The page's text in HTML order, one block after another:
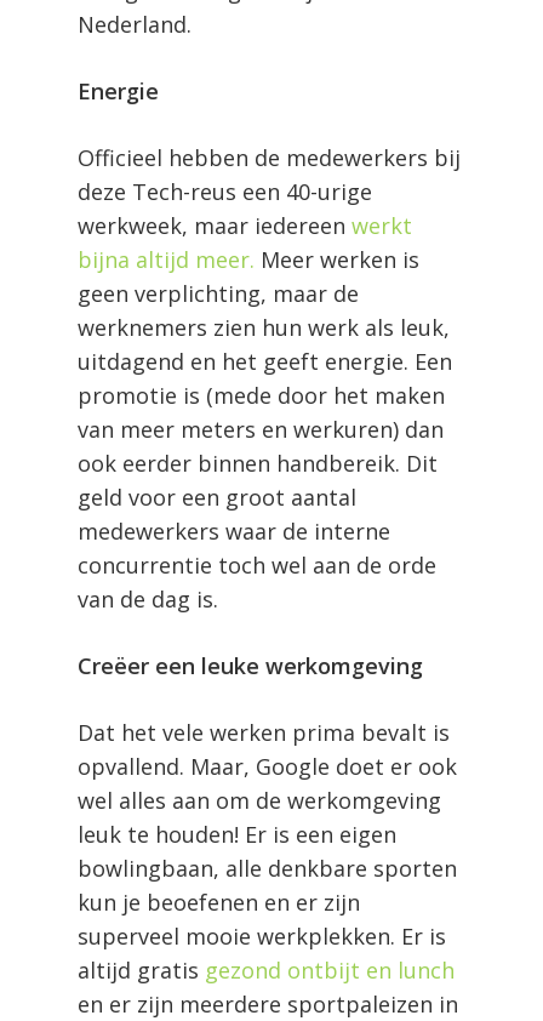
Nederland.
Energie
Officieel hebben de medewerkers bij
deze Tech-reus een 40-urige
werkweek, maar iedereen werkt
bijna altijd meer. Meer werken is
geen verplichting, maar de
werknemers zien hun werk als leuk,
uitdagend en het geeft energie. Een
promotie is (mede door het maken
van meer meters en werkuren) dan
ook eerder binnen handbereik. Dit
geld voor een groot aantal
medewerkers waar de interne
concurrentie toch wel aan de orde
van de dag is.
Creëer een leuke werkomgeving
Dat het vele werken prima bevalt is
opvallend. Maar, Google doet er ook
wel alles aan om de werkomgeving
leuk te houden! Er is een eigen
bowlingbaan, alle denkbare sporten
kun je beoefenen en er zijn
superveel mooie werkplekken. Er is
altijd gratis gezond ontbijt en lunch
en er zijn meerdere sportpaleizen in